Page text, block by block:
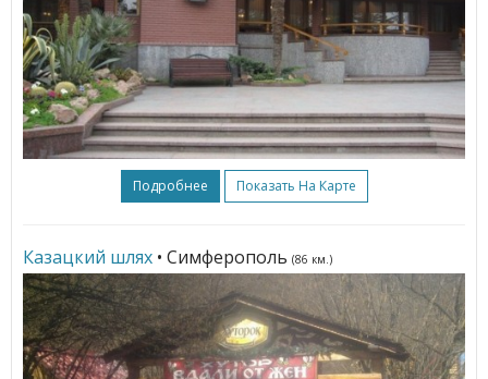
Подробнее Показать На Карте
Казацкий шлях • Симферополь (86 км.)